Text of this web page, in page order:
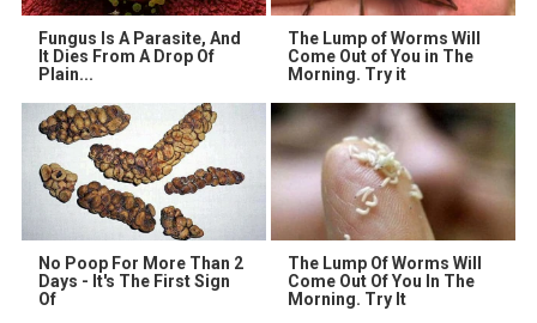
Fungus Is A Parasite, And
It Dies From A Drop Of
Plain...
The Lump of Worms Will
Come Out of You in The
Morning. Try it
No Poop For More Than 2
Days - It's The First Sign
Of
The Lump Of Worms Will
Come Out Of You In The
Morning. Try It